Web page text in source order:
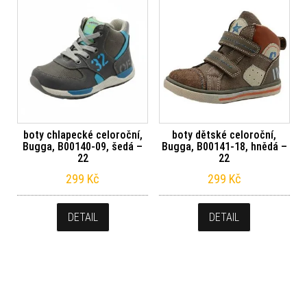
boty chlapecké celoroční,
Bugga, B00140-09, šedá –
22
299 Kč
DETAIL
boty dětské celoroční,
Bugga, B00141-18, hnědá –
22
299 Kč
DETAIL